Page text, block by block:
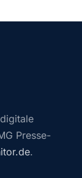
Presse-
.